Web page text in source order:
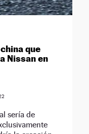
que
Nissan en
sería de